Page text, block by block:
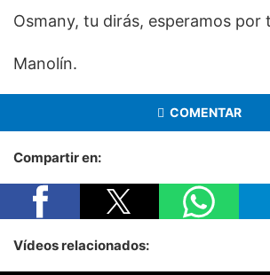
Osmany, tu dirás, esperamos por
Manolín.
COMENTAR
Compartir en:
Vídeos relacionados: